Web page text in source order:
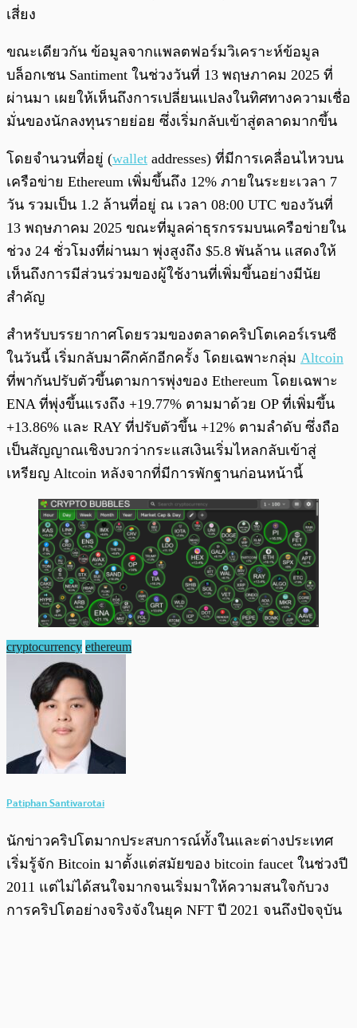
เสี่ยง
ขณะเดียวกัน ข้อมูลจากแพลตฟอร์มวิเคราะห์ข้อมูล
บล็อกเชน Santiment ในช่วงวันที่ 13 พฤษภาคม 2025 ที่
ผ่านมา เผยให้เห็นถึงการเปลี่ยนแปลงในทิศทางความเชื่อ
มั่นของนักลงทุนรายย่อย ซึ่งเริ่มกลับเข้าสู่ตลาดมากขึ้น
โดยจำนวนที่อยู่ (wallet addresses) ที่มีการเคลื่อนไหวบน
เครือข่าย Ethereum เพิ่มขึ้นถึง 12% ภายในระยะเวลา 7
วัน รวมเป็น 1.2 ล้านที่อยู่ ณ เวลา 08:00 UTC ของวันที่
13 พฤษภาคม 2025 ขณะที่มูลค่าธุรกรรมบนเครือข่ายใน
ช่วง 24 ชั่วโมงที่ผ่านมา พุ่งสูงถึง $5.8 พันล้าน แสดงให้
เห็นถึงการมีส่วนร่วมของผู้ใช้งานที่เพิ่มขึ้นอย่างมีนัย
สำคัญ
สำหรับบรรยากาศโดยรวมของตลาดคริปโตเคอร์เรนซี
ในวันนี้ เริ่มกลับมาคึกคักอีกครั้ง โดยเฉพาะกลุ่ม Altcoin
ที่พากันปรับตัวขึ้นตามการพุ่งของ Ethereum โดยเฉพาะ
ENA ที่พุ่งขึ้นแรงถึง +19.77% ตามมาด้วย OP ที่เพิ่มขึ้น
+13.86% และ RAY ที่ปรับตัวขึ้น +12% ตามลำดับ ซึ่งถือ
เป็นสัญญาณเชิงบวกว่ากระแสเงินเริ่มไหลกลับเข้าสู่
เหรียญ Altcoin หลังจากที่มีการพักฐานก่อนหน้านี้
cryptocurrency ethereum
Patiphan Santivarotai
นักข่าวคริปโตมากประสบการณ์ทั้งในและต่างประเทศ
เริ่มรู้จัก Bitcoin มาตั้งแต่สมัยของ bitcoin faucet ในช่วงปี
2011 แต่ไม่ได้สนใจมากจนเริ่มมาให้ความสนใจกับวง
การคริปโตอย่างจริงจังในยุค NFT ปี 2021 จนถึงปัจจุบัน